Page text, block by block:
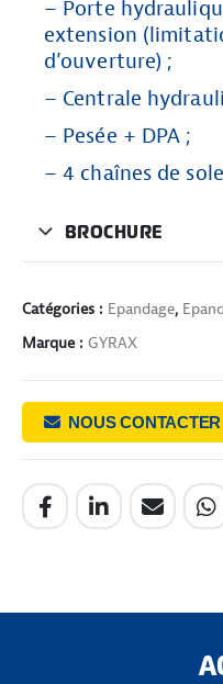
– Porte
extension
d’ouverture) ;
– Centrale
– Pesée + DPA ;
– 4 chaînes de
BROCHURE
Catégories : Epandage,
Marque : GYRAX
NOUS CONTACTER